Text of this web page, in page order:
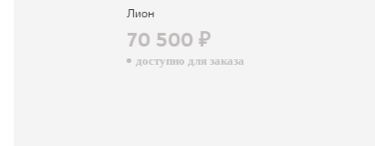
Лион
70 500 ₽
доступно для заказа